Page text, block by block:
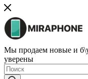
Мы продаем новые и
уверены